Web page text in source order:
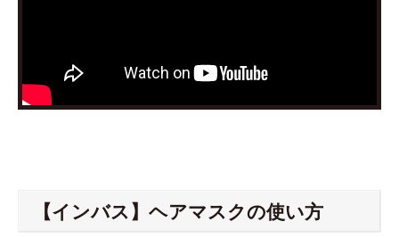
【インバス】ヘアマスクの使い方